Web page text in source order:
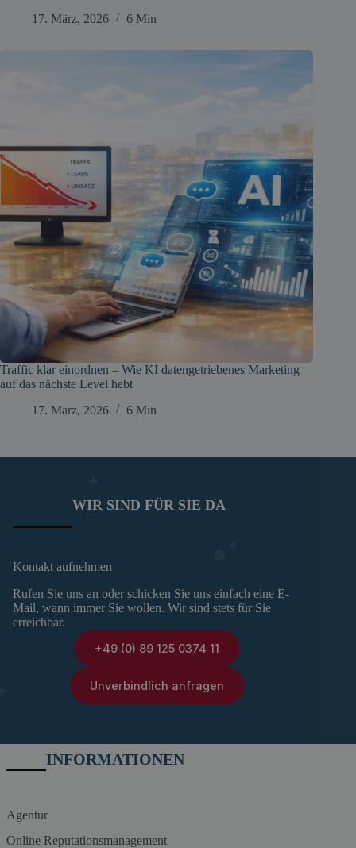
17. März, 2026 6 Min
Traffic klar einordnen – Wie KI datengetriebenes Marketing
auf das nächste Level hebt
17. März, 2026
6 Min
WIR SIND FÜR SIE DA
Kontakt aufnehmen
Rufen Sie uns an oder schicken Sie uns einfach eine E-
Mail, wann immer Sie wollen. Wir sind stets für Sie
erreichbar.
+49 (0) 89 125 0374 11
Unverbindlich anfragen
INFORMATIONEN
Agentur
Online Reputationsmanagement